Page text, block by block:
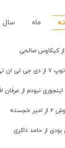
ماه سال
از کیکاوس صالحی
ان تی
نبودم از عرفان
از حامد ذاکری